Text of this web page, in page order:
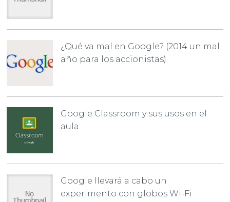
¿Qué va mal en Google? (2014 un mal
año para los accionistas)
Google Classroom y sus usos en el
aula
Google llevará a cabo un
experimento con globos Wi-Fi